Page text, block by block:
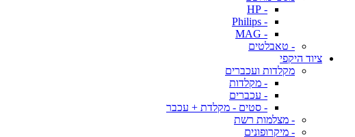
- HP
- Philips
- MAG
- טאבלטים
ציוד היקפי
מקלדות ועכברים
- מקלדות
- עכברים
- סטים - מקלדת + עכבר
- מצלמות רשת
- מיקרופונים